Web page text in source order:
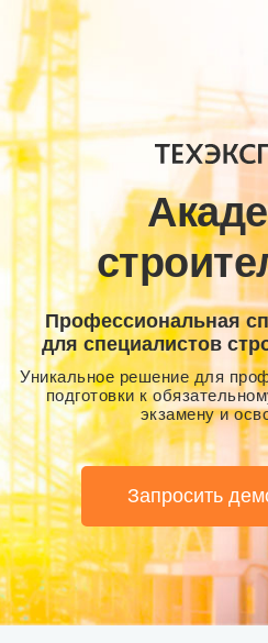
Профессиональная
для специалистов
Уникальное решение для
подготовки к
экзамену и
Запросить